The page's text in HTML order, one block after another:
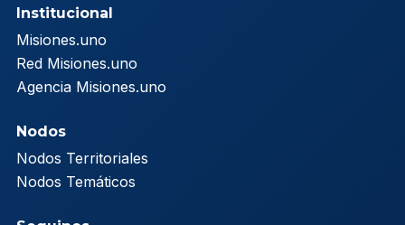
Institucional
Misiones.uno
Red Misiones.uno
Agencia Misiones.uno
Nodos
Nodos Territoriales
Nodos Temáticos